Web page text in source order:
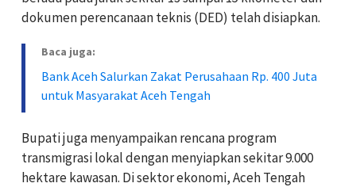
dokumen perencanaan teknis (DED) telah disiapkan.
Baca juga:
Bank Aceh Salurkan Zakat Perusahaan Rp. 400 Juta
untuk Masyarakat Aceh Tengah
Bupati juga menyampaikan rencana program
transmigrasi lokal dengan menyiapkan sekitar 9.000
hektare kawasan. Di sektor ekonomi, Aceh Tengah